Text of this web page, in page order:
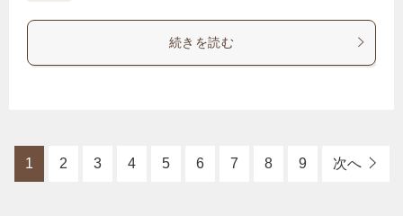
続きを読む
1 2 3 4 5 6 7 8 9 次へ